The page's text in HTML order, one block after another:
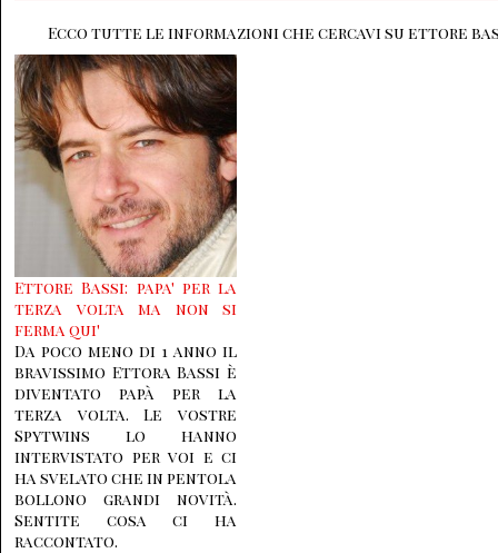
Ecco tutte le informazioni che cercavi su ettore
Ettore Bassi: papa' per la
terza volta ma non si
ferma qui'
Da poco meno di 1 anno il
bravissimo Ettora Bassi è
diventato papà per la
terza volta. Le vostre
Spytwins lo hanno
intervistato per voi e ci
ha svelato che in pentola
bollono grandi novità.
Sentite cosa ci ha
raccontato.